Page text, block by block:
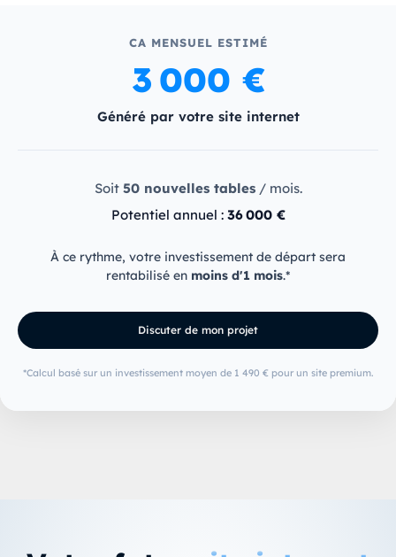
CA MENSUEL ESTIMÉ
3 000 €
Généré par votre site internet
Soit 50nouvelles tables/ mois.
Potentiel annuel : 36 000 €
À ce rythme, votre investissement de départ sera
rentabilisé en moins d'1 mois.*
Discuter de mon projet
*Calcul basé sur un investissement moyen de 1 490 € pour un site premium.